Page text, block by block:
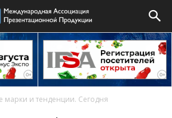
марки и тенденции. Сегодня